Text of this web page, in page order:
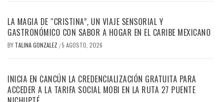
LA MAGIA DE “CRISTINA”, UN VIAJE SENSORIAL Y
GASTRONÓMICO CON SABOR A HOGAR EN EL CARIBE MEXICANO
BY TALINA GONZALEZ /5 AGOSTO, 2026
INICIA EN CANCÚN LA CREDENCIALIZACIÓN GRATUITA PARA
ACCEDER A LA TARIFA SOCIAL MOBI EN LA RUTA 27 PUENTE